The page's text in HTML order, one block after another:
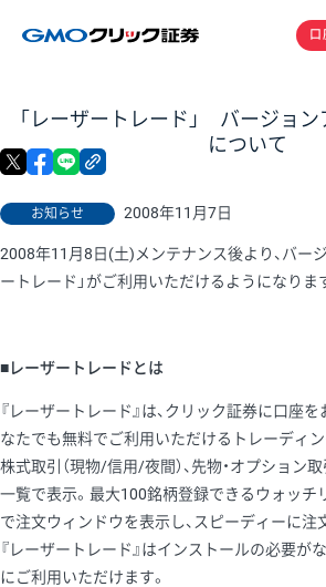
口
「レーザートレード」 バージョン
について
お知らせ 2008年11月7日
X facebook
2008年11月8日(土)メンテナンス後より、バー
ートレード」がご利用いただけるようになりま
■レーザートレードとは
『レーザートレード』は、クリック証券に口座
なたでも無料でご利用いただけるトレーディン
株式取引（現物/信用/夜間）、先物・オプション
一覧で表示。最大100銘柄登録できるウォッチ
で注文ウィンドウを表示し、スピーディーに注
『レーザートレード』はインストールの必要が
にご利用いただけます。